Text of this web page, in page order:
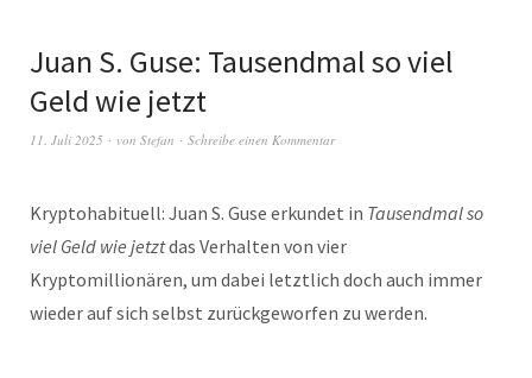
Juan S. Guse: Tausendmal so viel
Geld wie jetzt
11. Juli 2025 von Stefan Schreibe einen Kommentar
Kryptohabituell: Juan S. Guse erkundet in Tausendmal so
viel Geld wie jetztdas Verhalten von vier
Kryptomillionären, um dabei letztlich doch auch immer
wieder auf sich selbst zurückgeworfen zu werden.